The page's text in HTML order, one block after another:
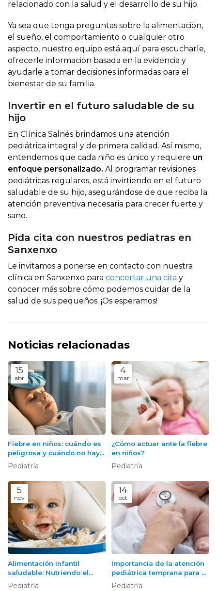
relacionado con la salud y el desarrollo de su hijo.
Ya sea que tenga preguntas sobre la alimentación,
el sueño, el comportamiento o cualquier otro
aspecto, nuestro equipo está aquí para escucharle,
ofrecerle información basada en la evidencia y
ayudarle a tomar decisiones informadas para el
bienestar de su familia.
Invertir en el futuro saludable de su
hijo
En Clínica Salnés brindamos una atención
pediátrica integral y de primera calidad. Así mismo,
entendemos que cada niño es único y requiere un
enfoque personalizado. Al programar revisiones
pediátricas regulares, está invirtiendo en el futuro
saludable de su hijo, asegurándose de que reciba la
atención preventiva necesaria para crecer fuerte y
sano.
Pida cita con nuestros pediatras en
Sanxenxo
Le invitamos a ponerse en contacto con nuestra
clínica en Sanxenxo para concertar una cita y
conocer más sobre cómo podemos cuidar de la
salud de sus pequeños. ¡Os esperamos!
Noticias relacionadas
15
abr
Fiebre en niños: cuándo es
peligrosa y cuándo no hay
que alarmarse
Pediatría
4
mar
¿Cómo actuar ante la fiebre
en niños?
Pediatría
5
nov
Alimentación infantil
saludable: Nutriendo el
crecimiento de su pequeño
Pediatría
14
oct
Importancia de la atención
pediátrica temprana para el
desarrollo infantil
Pediatría